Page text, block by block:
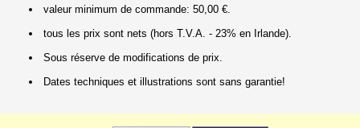
valeur minimum de commande: 50,00 €.
tous les prix sont nets (hors T.V.A. - 23% en Irlande).
Sous réserve de modifications de prix.
Dates techniques et illustrations sont sans garantie!